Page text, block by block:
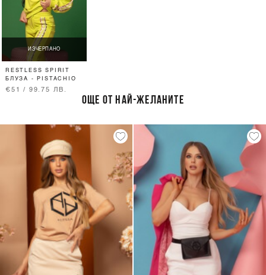
ИЗЧЕРПАНО
RESTLESS SPIRIT
БЛУЗА - PISTACHIO
€51 / 99.75 ЛВ.
ОЩЕ ОТ НАЙ-ЖЕЛАНИТЕ